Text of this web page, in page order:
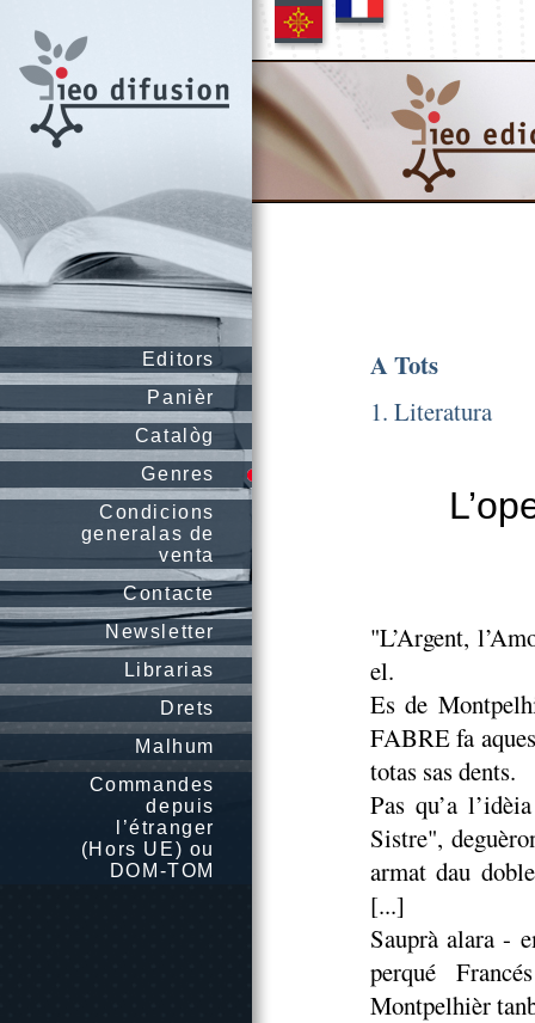
Editors
Panièr
Catalòg
Genres
Condicions
generalas de
venta
Contacte
Newsletter
Librarias
Drets
Malhum
Commandes
depuis
l’étranger
(Hors UE) ou
DOM-TOM
A Tots
1. Literatura
"L’Argent,
el.
Es de
FABRE fa
totas sas dents.
Pas qu’a
Sistre",
armat dau
[...]
Sauprà alara -
perqué
Montpelhièr